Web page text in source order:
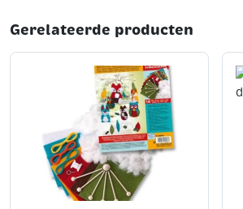
Gerelateerde producten